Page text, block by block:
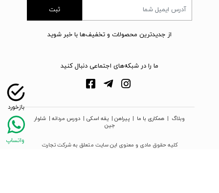
ثبت
از جدیدترین محصولات و تخفیف‌ها با خبر شوید
ما را در شبکه‌های اجتماعی دنبال کنید
وبلاگ | همکاری با ما | پیراهن | یقه اسکی | دورس مردانه | شلوار
جین
کلیه حقوق مادی و معنوی این سایت متعلق به شرکت تجارت